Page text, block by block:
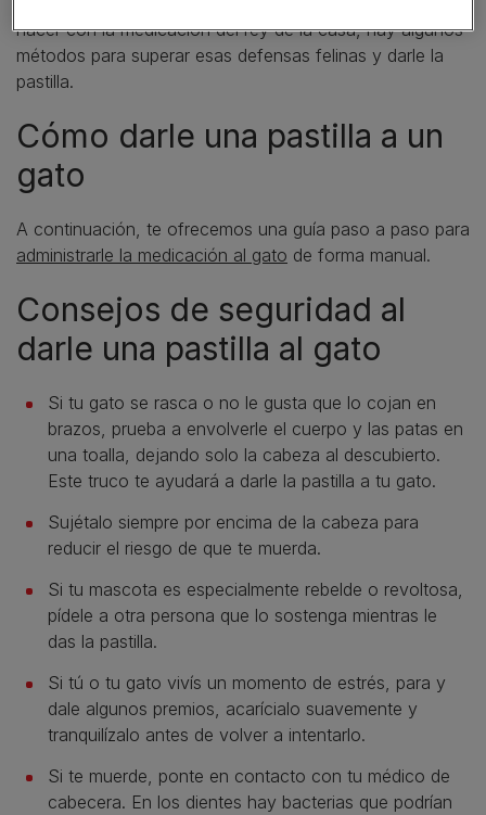
hacer con la medicación del rey de la casa, hay algunos
métodos para superar esas defensas felinas y darle la
pastilla.
Cómo darle una pastilla a un
gato
A continuación, te ofrecemos una guía paso a paso para
administrarle la medicación al gato de forma manual.
Consejos de seguridad al
darle una pastilla al gato
Si tu gato se rasca o no le gusta que lo cojan en
brazos, prueba a envolverle el cuerpo y las patas en
una toalla, dejando solo la cabeza al descubierto.
Este truco te ayudará a darle la pastilla a tu gato.
Sujétalo siempre por encima de la cabeza para
reducir el riesgo de que te muerda.
Si tu mascota es especialmente rebelde o revoltosa,
pídele a otra persona que lo sostenga mientras le
das la pastilla.
Si tú o tu gato vivís un momento de estrés, para y
dale algunos premios, acarícialo suavemente y
tranquilízalo antes de volver a intentarlo.
Si te muerde, ponte en contacto con tu médico de
cabecera. En los dientes hay bacterias que podrían